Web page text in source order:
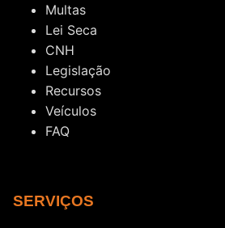
Multas
Lei Seca
CNH
Legislação
Recursos
Veículos
FAQ
SERVIÇOS